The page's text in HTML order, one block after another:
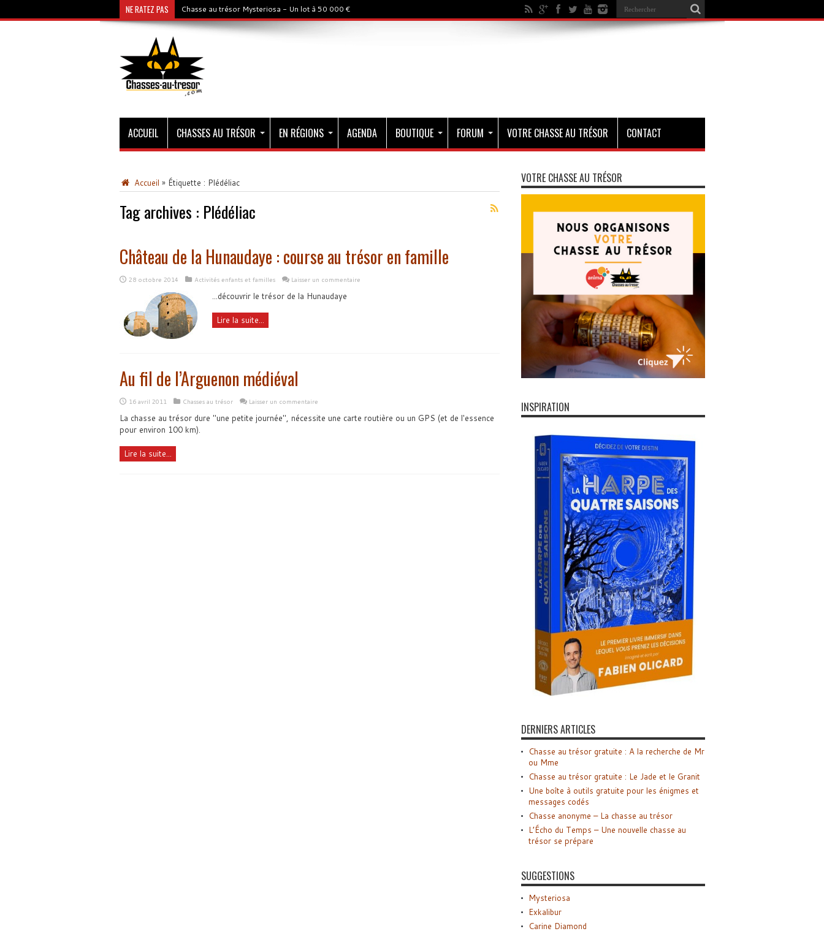
NE RATEZ PAS Chasse au trésor Mysteriosa - Un lot à 50 000 €
ACCUEIL CHASSES AU TRÉSOR EN RÉGIONS AGENDA BOUTIQUE FORUM VOTRE CHASSE AU TRÉSOR CONTACT
Accueil » Étiquette : Plédéliac
Tag archives : Plédéliac
Château de la Hunaudaye : course au trésor en famille
28 octobre 2014 Activités enfants et familles Laisser un commentaire
...découvrir le trésor de la Hunaudaye
Lire la suite...
Au fil de l’Arguenon médiéval
16 avril 2011 Chasses au trésor Laisser un commentaire
La chasse au trésor dure "une petite journée", nécessite une carte routière ou un GPS (et de l'essence
pour environ 100 km).
Lire la suite...
VOTRE CHASSE AU TRÉSOR
INSPIRATION
DERNIERS ARTICLES
Chasse au trésor gratuite : A la recherche de Mr
ou Mme
Chasse au trésor gratuite : Le Jade et le Granit
Une boîte à outils gratuite pour les énigmes et
messages codés
Chasse anonyme – La chasse au trésor
L’Écho du Temps – Une nouvelle chasse au
trésor se prépare
SUGGESTIONS
Mysteriosa
Exkalibur
Carine Diamond